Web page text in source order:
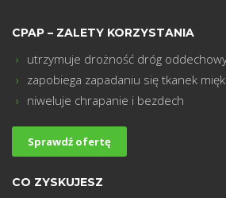
CPAP – ZALETY KORZYSTANIA
utrzymuje drożność dróg
zapobiega zapadaniu się tkanek
niweluje chrapanie i bezdech
Sprawdź ofertę
CO ZYSKUJESZ